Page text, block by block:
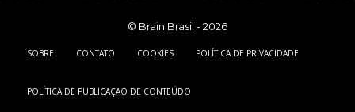
© Brain Brasil - 2026
SOBRE CONTATO COOKIES POLÍTICA DE PRIVACIDADE
POLÍTICA DE PUBLICAÇÃO DE CONTEÚDO